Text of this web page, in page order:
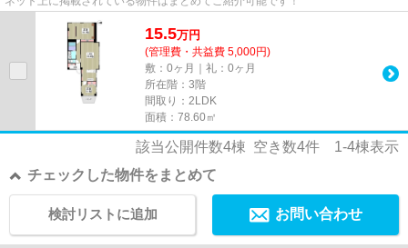
15.5万円
(管理費・共益費 5,000円)
敷：0ヶ月｜礼：0ヶ月
所在階：3階
間取り：2LDK
面積：78.60㎡
該当公開件数4棟 空き数4件 1-4棟表示
チェックした物件をまとめて
お問い合わせ
検討リストに追加